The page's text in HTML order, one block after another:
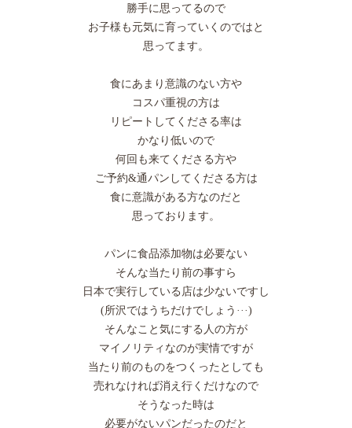
勝手に思ってるので
お子様も元気に育っていくのではと
思ってます。
食にあまり意識のない方や
コスパ重視の方は
リピートしてくださる率は
かなり低いので
何回も来てくださる方や
ご予約&通パンしてくださる方は
食に意識がある方なのだと
思っております。
パンに食品添加物は必要ない
そんな当たり前の事すら
日本で実行している店は少ないですし
(所沢ではうちだけでしょう···)
そんなこと気にする人の方が
マイノリティなのが実情ですが
当たり前のものをつくったとしても
売れなければ消え行くだけなので
そうなった時は
必要がないパンだったのだと